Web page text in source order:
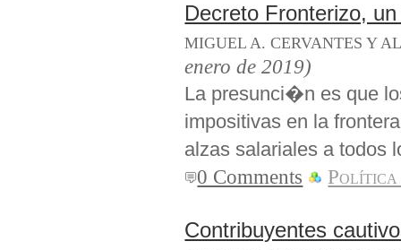
Decreto Fronterizo,
MIGUEL A. CERVANTES Y
enero de 2019)
La presunci�n es que
impositivas en la
alzas salariales a
0 Comments
Contribuyentes